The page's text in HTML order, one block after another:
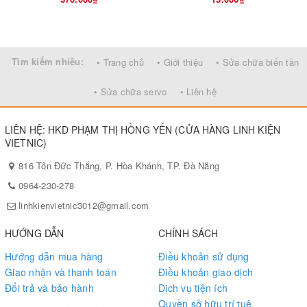
sử dụng để điều khiển hoạt động của các chân Digital
►Các chân Analog có độ phân giải 10 bit, giá trị thay đổi
từ 0V đến 5V.
projects liên quan đến đồng hồ số thì độ chính xác trong
dao động tần số rất cao
►Có một hạn chế khi sử dụng Arduino Nano đó là không
đi kèm giắc nguồn DC, có nghĩa là không thể cung cấp
nguồn điện bên ngoài thông qua các chân Arduino Nano
Tìm kiếm nhiều: • Trang chủ • Giới thiệu • Sửa chữa biến tần
• Sửa chữa servo • Liên hệ
LIÊN HỆ: HKD PHẠM THỊ HỒNG YẾN (CỬA HÀNG LINH KIỆN
VIETNIC)
816 Tôn Đức Thắng, P. Hòa Khánh, TP. Đà Nẵng
0964-230-278
linhkienvietnic3012@gmail.com
HƯỚNG DẪN
Hướng dẫn mua hàng
Giao nhận và thanh toán
Đổi trả và bảo hành
CHÍNH SÁCH
Điều khoản sử dụng
Điều khoản giao dịch
Dịch vụ tiện ích
Quyền sở hữu trí tuệ